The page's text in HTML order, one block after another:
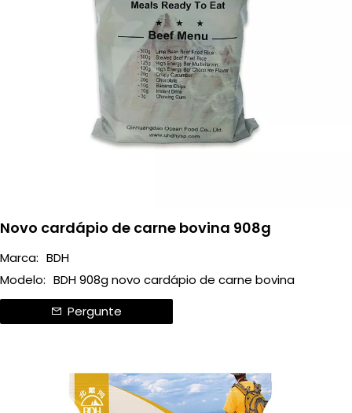
Novo cardápio de carne bovina 908g
Marca: BDH
Modelo: BDH 908g novo cardápio de carne bovina
Pergunte